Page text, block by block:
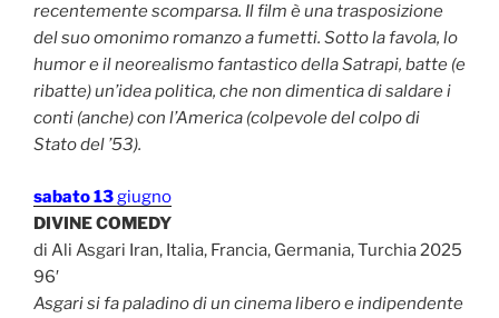
recentemente scomparsa. Il film è una trasposizione
del suo omonimo romanzo a fumetti. Sotto la favola, lo
humor e il neorealismo fantastico della Satrapi, batte (e
ribatte) un’idea politica, che non dimentica di saldare i
conti (anche) con l’America (colpevole del colpo di
Stato del ’53).
sabato 13giugno
DIVINE COMEDY
di Ali Asgari Iran, Italia, Francia, Germania, Turchia 2025
96′
Asgari si fa paladino di un cinema libero e indipendente